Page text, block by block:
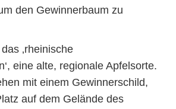
den Gewinnerbaum zu
‚rheinische
eine alte, regionale Apfelsorte.
mit einem Gewinnerschild,
auf dem Gelände des